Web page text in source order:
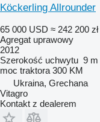
Köckerling Allrounder
65 000 USD ≈ 242 200 zł
Agregat uprawowy
2012
Szerokość uchwytu 9 m
moc traktora 300 KM
Ukraina, Grechana
Vitagro
Kontakt z dealerem